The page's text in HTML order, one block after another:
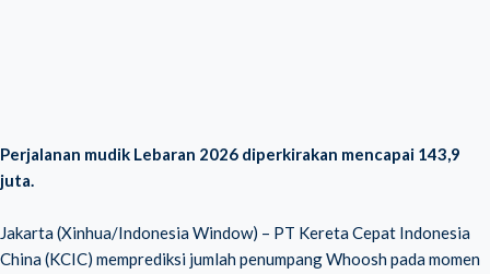
Perjalanan mudik Lebaran 2026 diperkirakan mencapai 143,9
juta.
Jakarta (Xinhua/Indonesia Window) – PT Kereta Cepat Indonesia
China (KCIC) memprediksi jumlah penumpang Whoosh pada momen